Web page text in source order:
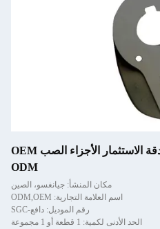
الصناعة الميكانيكية الصلب الدقة الاستثمار الأجزاء الصب OEM
ODM
مكان المنشأ: جيانغسو، الصين
اسم العلامة التجارية: ODM,OEM
رقم الموديل: دافع-SGC
الحد الأدنى لكمية: 1 قطعة أو 1 مجموعة